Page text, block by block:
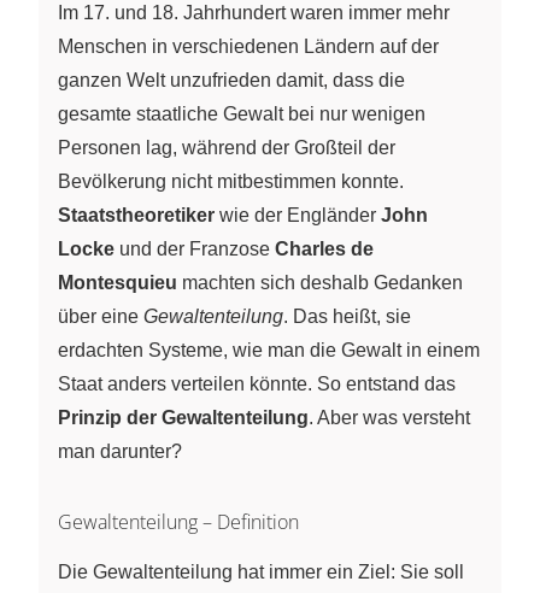
Im 17. und 18. Jahrhundert waren immer mehr
Menschen in verschiedenen Ländern auf der
ganzen Welt unzufrieden damit, dass die
gesamte staatliche Gewalt bei nur wenigen
Personen lag, während der Großteil der
Bevölkerung nicht mitbestimmen konnte.
Staatstheoretiker wie der Engländer John
Locke und der Franzose Charles de
Montesquieu machten sich deshalb Gedanken
über eine Gewaltenteilung. Das heißt, sie
erdachten Systeme, wie man die Gewalt in einem
Staat anders verteilen könnte. So entstand das
Prinzip der Gewaltenteilung. Aber was versteht
man darunter?
Gewaltenteilung – Definition
Die Gewaltenteilung hat immer ein Ziel: Sie soll